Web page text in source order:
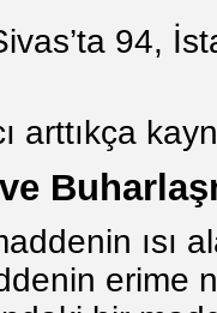
94,
arttıkça
ısı
erime